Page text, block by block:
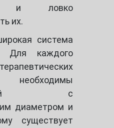
и ловко
их.
система
Для каждого
необходимы
с
диаметром и
существует